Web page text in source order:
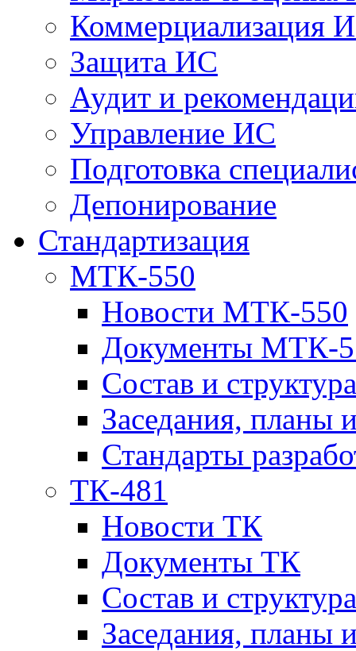
Коммерциализация
Защита ИС
Аудит и
Управление ИС
Подготовка
Депонирование
Стандартизация
МТК-550
Новости МТК-550
Документы МТК-
Состав и структура
Заседания, планы
Стандарты
ТК-481
Новости ТК
Документы ТК
Cостав и
Заседания, планы